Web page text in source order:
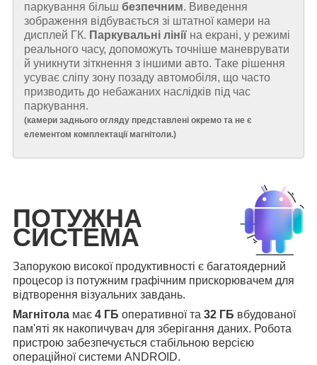
паркування більш безпечним. Виведення
зображення відбувається зі штатної камери на
дисплей ГК. Паркувальні лінії на екрані, у режимі
реального часу, допоможуть точніше маневрувати
й уникнути зіткнення з іншими авто. Таке рішення
усуває сліпу зону позаду автомобіля, що часто
призводить до небажаних наслідків під час
паркування.
(камери заднього огляду представлені окремо та не є
елементом комплектації магнітоли.)
ПОТУЖНА
СИСТЕМА
Запорукою високої продуктивності є багатоядерний
процесор із потужним графічним прискорювачем для
відтворення візуальних завдань.
Магнітола має 4 ГБ оперативної та 32 ГБ вбудованої
пам'яті як накопичувач для зберігання даних. Робота
пристрою забезпечується стабільною версією
операційної системи ANDROID.